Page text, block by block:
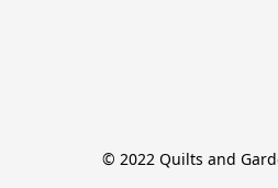
© 2022 Quilts and